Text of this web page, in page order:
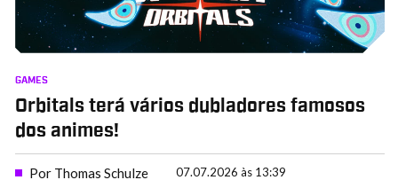
GAMES
Orbitals terá vários dubladores famosos
dos animes!
Por Thomas Schulze 07.07.2026 às 13:39